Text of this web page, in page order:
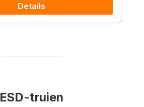
Details
ESD-truien